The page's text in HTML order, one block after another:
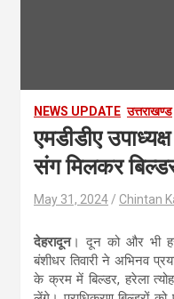
NEWS UPDATE उत्तराखण्ड
एमडीडीए
संग मिलकर
May 31, 2024 Chintan
देहरादून। दून को और भी
बंशीधर तिवारी ने अभिनव
के क्रम में बिल्डर, हरेला